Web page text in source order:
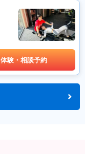
体験・相談予約